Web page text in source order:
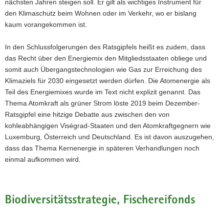
nächsten Jahren steigen soll. Er gilt als wichtiges Instrument für
den Klimaschutz beim Wohnen oder im Verkehr, wo er bislang
kaum vorangekommen ist.
In den Schlussfolgerungen des Ratsgipfels heißt es zudem, dass
das Recht über den Energiemix den Mitgliedsstaaten obliege und
somit auch Übergangstechnologien wie Gas zur Erreichung des
Klimaziels für 2030 eingesetzt werden dürfen. Die Atomenergie als
Teil des Energiemixes wurde im Text nicht explizit genannt. Das
Thema Atomkraft als grüner Strom löste 2019 beim Dezember-
Ratsgipfel eine hitzige Debatte aus zwischen den von
kohleabhängigen Viségrad-Staaten und den Atomkraftgegnern wie
Luxemburg, Österreich und Deutschland. Es ist davon auszugehen,
dass das Thema Kernenergie in späteren Verhandlungen noch
einmal aufkommen wird.
Biodiversitätsstrategie, Fischereifonds